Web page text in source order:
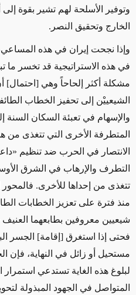
وتوفير الأسلحة لهم تشير بقوة إلى
الخارج وتحقيق النصر.
وإذا نجحت إيران في هذه
في هذه الاستراتيجية قد تخسر ما
مشكلة أكثر إلحاحاً وهي [احتمال]
الشيعييْن إلى تحفيز الخطاب
والإسهام في تعبئة السكان السنة
المتطرفة الأخرى التي تتغذى من
الانتصار في الحرب ضد تنظيم
التطرف والإرهاب في الشرق
تتغذى من إحداها للأخرى.
منذ فترة على تعزيز الخطابات
شيعيين معروفين بطابعهما
فحتى إذا استغرق [إقامة] الجسر
مستحيل أو زائل في النهاية، فإن
لبلوغ هذه الغاية تستدعي
المتواصل في الجهود المبذولة